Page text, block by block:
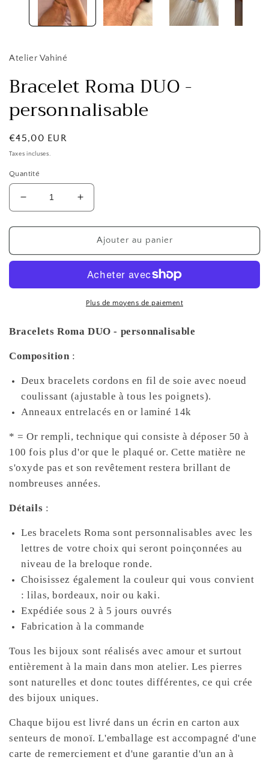
Atelier Vahiné
Bracelet Roma DUO -
personnalisable
Prix
habituel
€45,00 EUR
Taxes incluses.
Quantité
Réduire
la
quantité
Bracelet
-
personnalisable
Augmenter
la
quantité
Bracelet
DUO
-
personnalisable
Ajouter au panier
Plus de moyens de paiement
Bracelets Roma DUO - personnalisable
Composition :
Deux bracelets cordons en fil de soie avec noeud
coulissant (ajustable à tous les poignets).
Anneaux entrelacés en or laminé 14k
* = Or rempli, technique qui consiste à déposer 50 à
100 fois plus d'or que le plaqué or. Cette matière ne
s'oxyde pas et son revêtement restera brillant de
nombreuses années.
Détails :
Les bracelets Roma sont personnalisables avec les
lettres de votre choix qui seront poinçonnées au
niveau de la breloque ronde.
Choisissez également la couleur qui vous convient
: lilas, bordeaux, noir ou kaki.
Expédiée sous 2 à 5 jours ouvrés
Fabrication à la commande
Tous les bijoux sont réalisés avec amour et surtout
entièrement à la main dans mon atelier. Les pierres
sont naturelles et donc toutes différentes, ce qui crée
des bijoux uniques.
Chaque bijou est livré dans un écrin en carton aux
senteurs de monoï. L'emballage est accompagné d'une
carte de remerciement et d'une garantie d'un an à